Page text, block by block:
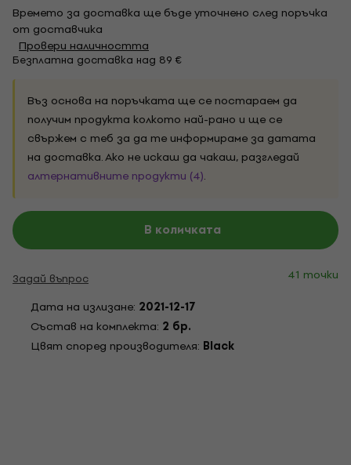
Времето за доставка ще бъде уточнено след поръчка
от доставчика
Провери наличността
Безплатна доставка над 89 €
Въз основа на поръчката ще се постараем да
получим продукта колкото най-рано и ще се
свържем с теб за да те информираме за датата
на доставка. Ако не искаш да чакаш, разгледай
алтернативните продукти (4).
В количката
Задай въпрос
41 точки
Дата на излизане: 2021-12-17
Състав на комплекта: 2 бр.
Цвят според производителя: Black